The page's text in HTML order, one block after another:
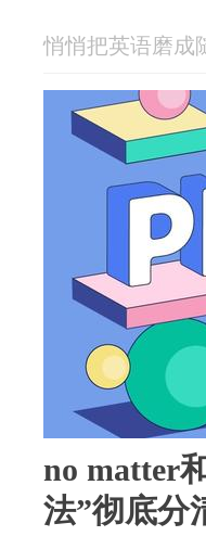
悄悄把英语磨成
no matter
法”彻底分